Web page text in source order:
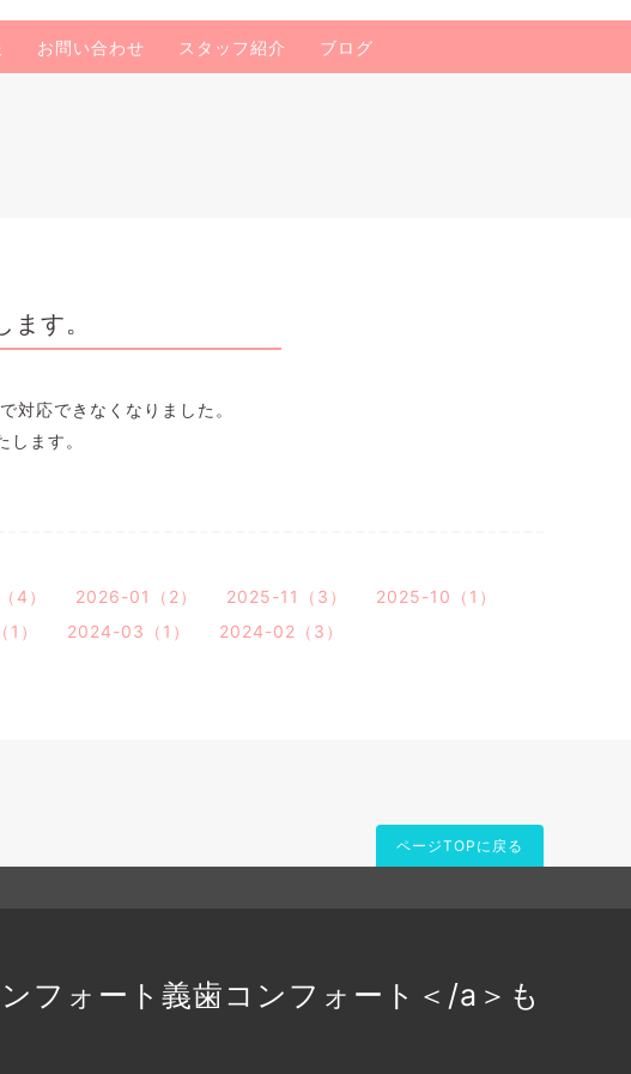
お問い合わせ スタッフ紹介 ブログ
す。
対応できなくなりました。
ます。
4） 2026-01（2） 2025-11（3）
2025-10（1）
） 2024-03（1） 2024-02（3）
ページTOPに戻る
フォート義歯コンフォート＜/a＞も